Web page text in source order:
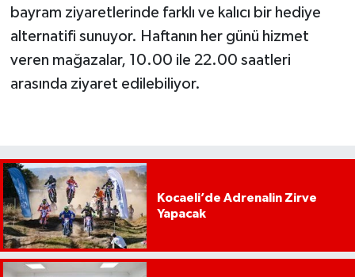
bayram ziyaretlerinde farklı ve kalıcı bir hediye
alternatifi sunuyor. Haftanın her günü hizmet
veren mağazalar, 10.00 ile 22.00 saatleri
arasında ziyaret edilebiliyor.
Kocaeli’de Adrenalin Zirve
Yapacak